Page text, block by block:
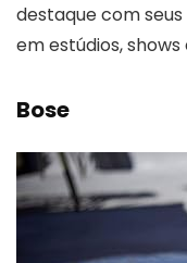
destaque com
em estúdios, shows
Bose